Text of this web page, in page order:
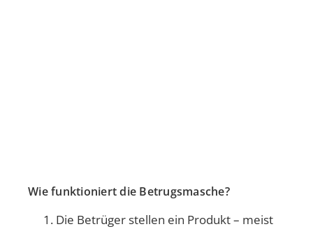
Wie funktioniert die Betrugsmasche?
Die Betrüger stellen ein Produkt – meist